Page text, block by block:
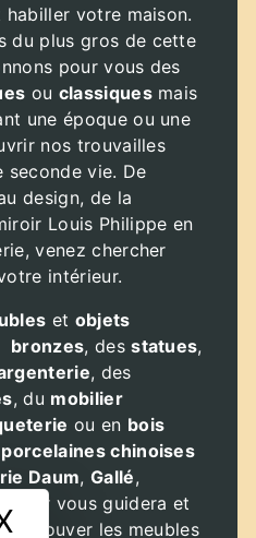
Masquer le
votre maison.
du plus gros de cette
pour vous des
ou classiquesmais
une époque ou une
nos trouvailles
vie. De
design, de la
Louis Philippe en
venez chercher
intérieur.
et objets
bronzes, desstatues,
, des
, du mobilier
ou en bois
porcelaines chinoises
Daum, Gallé,
vous guidera et
de trouver les meubles